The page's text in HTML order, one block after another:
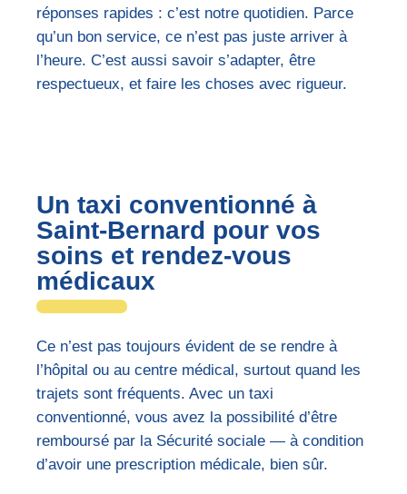
réponses rapides : c’est notre quotidien. Parce
qu’un bon service, ce n’est pas juste arriver à
l’heure. C’est aussi savoir s’adapter, être
respectueux, et faire les choses avec rigueur.
Un taxi conventionné à
Saint-Bernard pour vos
soins et rendez-vous
médicaux
Ce n’est pas toujours évident de se rendre à
l’hôpital ou au centre médical, surtout quand les
trajets sont fréquents. Avec un taxi
conventionné, vous avez la possibilité d’être
remboursé par la Sécurité sociale — à condition
d’avoir une prescription médicale, bien sûr.